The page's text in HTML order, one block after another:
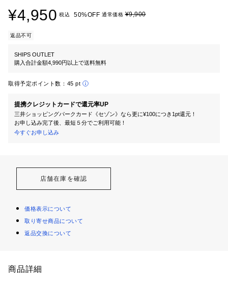
¥4,950 税込 50%OFF 通常価格¥9,900
返品不可
SHIPS OUTLET
購入合計金額4,990円以上で送料無料
取得予定ポイント数： 45 pt
提携クレジットカードで還元率UP
三井ショッピングパークカード《セゾン》なら更に¥100につき1pt還元！
お申し込み完了後、最短５分でご利用可能！
今すぐお申し込み
店舗在庫を確認
価格表示について
取り寄せ商品について
返品交換について
商品詳細